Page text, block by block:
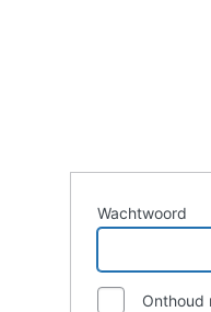
Wachtwoord
Onthoud